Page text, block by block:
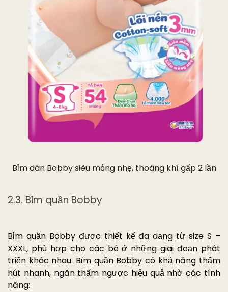
Bỉm dán Bobby siêu mỏng nhẹ, thoáng khí gấp 2 lần
2.3. Bỉm quần Bobby
Bỉm quần Bobby được thiết kế đa dạng từ size S –
XXXL, phù hợp cho các bé ở những giai đoạn phát
triển khác nhau. Bỉm quần Bobby có khả năng thấm
hút nhanh, ngăn thấm ngược hiệu quả nhờ các tính
năng: